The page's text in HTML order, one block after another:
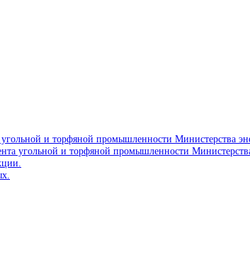
и торфяной промышленности Министерства
угольной и торфяной промышленности